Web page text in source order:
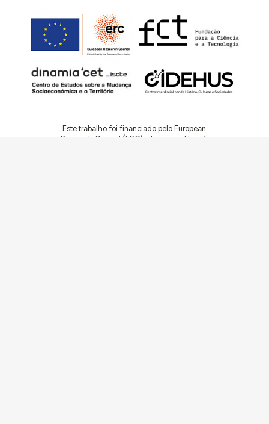
Este trabalho foi financiado pelo European
Research Council (ERC) – European Union’s